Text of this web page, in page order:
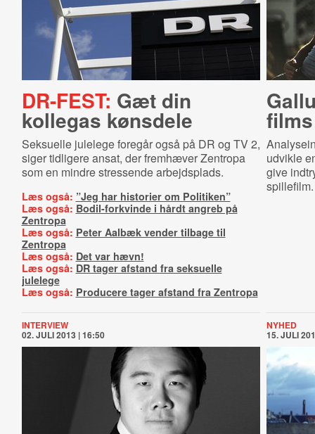
DR-FEST: Gæt din
kollegas kønsdele
Seksuelle julelege foregår også på DR og TV 2,
siger tidligere ansat, der fremhæver Zentropa
som en mindre stressende arbejdsplads.
Læs også: ”Jeg har historier om Politiken”
Læs også: Bodil-forkvinde i hårdt angreb på
Zentropa
Læs også: Peter Aalbæk vender tilbage til
Zentropa
Læs også: Det var hævn!
Læs også: DR tager afstand fra seksuelle
julelege
Læs også: Producere tager afstand fra Zentropa
udvikle
give
INTERVIEW
02. JULI 2013 | 16:50
NYHED
15. JULI